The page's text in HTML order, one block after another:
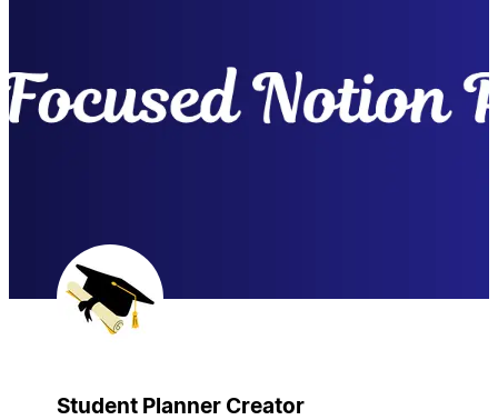
Student Planner Creator